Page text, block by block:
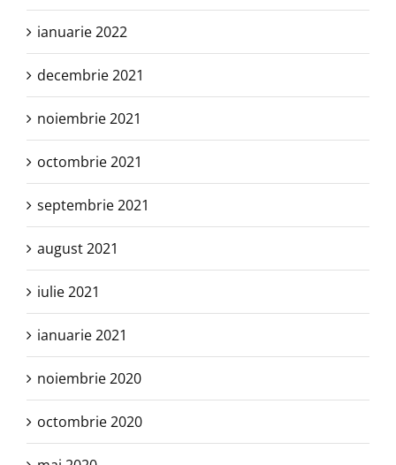
ianuarie 2022
decembrie 2021
noiembrie 2021
octombrie 2021
septembrie 2021
august 2021
iulie 2021
ianuarie 2021
noiembrie 2020
octombrie 2020